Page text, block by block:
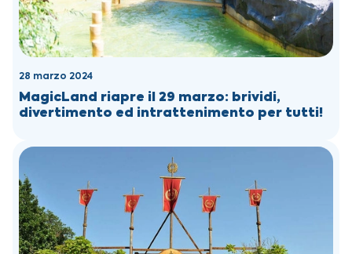
28 marzo 2024
MagicLand riapre il 29 marzo: brividi,
divertimento ed intrattenimento per tutti!